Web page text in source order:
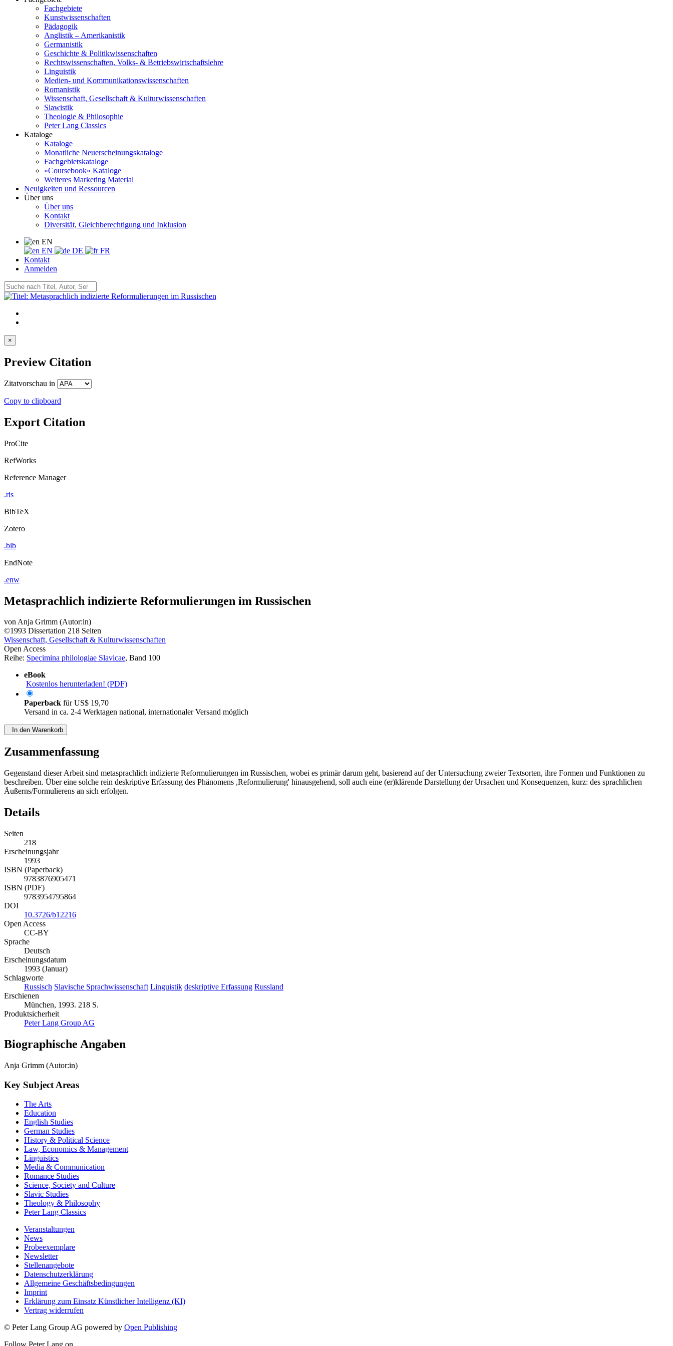
Fachgebiete
Kunstwissenschaften
Pädagogik
Anglistik – Amerikanistik
Germanistik
Geschichte & Politikwissenschaften
Rechtswissenschaften, Volks- & Betriebswirtschaftslehre
Linguistik
Medien- und Kommunikationswissenschaften
Romanistik
Wissenschaft, Gesellschaft & Kulturwissenschaften
Slawistik
Theologie & Philosophie
Peter Lang Classics
Kataloge
Kataloge
Monatliche Neuerscheinungskataloge
Fachgebietskataloge
«Coursebook» Kataloge
Weiteres Marketing Material
Neuigkeiten und Ressourcen
Über uns
Über uns
Kontakt
Diversität, Gleichberechtigung und Inklusion
EN
EN
DE
FR
Kontakt
Anmelden
×
Preview Citation
Zitatvorschau in
Copy to clipboard
Export Citation
ProCite
RefWorks
Reference Manager
.ris
BibTeX
Zotero
.bib
EndNote
.enw
Metasprachlich indizierte Reformulierungen im Russischen
vonAnja Grimm (Autor:in)
©1993 Dissertation 218 Seiten
Wissenschaft, Gesellschaft & Kulturwissenschaften
Open Access
Reihe: Specimina philologiae Slavicae, Band 100
eBook
Kostenlos herunterladen! (PDF)
Paperback fürUS$ 19,70
Versand in ca. 2-4 Werktagen national, internationaler Versand möglich
In den Warenkorb
Zusammenfassung
Gegenstand dieser Arbeit sind metasprachlich indizierte Reformulierungen im Russischen, wobei es primär darum geht, basierend auf der Untersuchung zweier Textsorten, ihre Formen und Funktionen zu
beschreiben. Über eine solche rein deskriptive Erfassung des Phänomens ,Reformulierung' hinausgehend, soll auch eine (er)klärende Darstellung der Ursachen und Konsequenzen, kurz: des sprachlichen
Äußerns/Formulierens an sich erfolgen.
Details
Seiten
218
Erscheinungsjahr
1993
ISBN (Paperback)
9783876905471
ISBN (PDF)
9783954795864
DOI
10.3726/b12216
Open Access
CC-BY
Sprache
Deutsch
Erscheinungsdatum
1993 (Januar)
Schlagworte
Russisch Slavische Sprachwissenschaft Linguistik deskriptive Erfassung Russland
Erschienen
München, 1993. 218 S.
Produktsicherheit
Peter Lang Group AG
Biographische Angaben
Anja Grimm (Autor:in)
Key Subject Areas
The Arts
Education
English Studies
German Studies
History & Political Science
Law, Economics & Management
Linguistics
Media & Communication
Romance Studies
Science, Society and Culture
Slavic Studies
Theology & Philosophy
Peter Lang Classics
Veranstaltungen
News
Probeexemplare
Newsletter
Stellenangebote
Datenschutzerklärung
Allgemeine Geschäftsbedingungen
Imprint
Erklärung zum Einsatz Künstlicher Intelligenz (KI)
Vertrag widerrufen
© Peter Lang Group AG powered by Open Publishing